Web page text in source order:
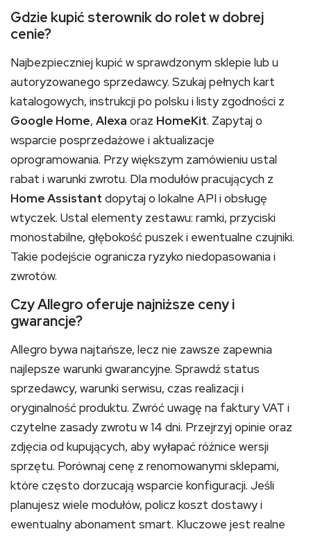
Gdzie kupić sterownik do rolet w dobrej
cenie?
Najbezpieczniej kupić w sprawdzonym sklepie lub u
autoryzowanego sprzedawcy. Szukaj pełnych kart
katalogowych, instrukcji po polsku i listy zgodności z
Google Home, Alexa oraz HomeKit. Zapytaj o
wsparcie posprzedażowe i aktualizacje
oprogramowania. Przy większym zamówieniu ustal
rabat i warunki zwrotu. Dla modułów pracujących z
Home Assistant dopytaj o lokalne API i obsługę
wtyczek. Ustal elementy zestawu: ramki, przyciski
monostabilne, głębokość puszek i ewentualne czujniki.
Takie podejście ogranicza ryzyko niedopasowania i
zwrotów.
Czy Allegro oferuje najniższe ceny i
gwarancje?
Allegro bywa najtańsze, lecz nie zawsze zapewnia
najlepsze warunki gwarancyjne. Sprawdź status
sprzedawcy, warunki serwisu, czas realizacji i
oryginalność produktu. Zwróć uwagę na faktury VAT i
czytelne zasady zwrotu w 14 dni. Przejrzyj opinie oraz
zdjęcia od kupujących, aby wyłapać różnice wersji
sprzętu. Porównaj cenę z renomowanymi sklepami,
które często dorzucają wsparcie konfiguracji. Jeśli
planujesz wiele modułów, policz koszt dostawy i
ewentualny abonament smart. Kluczowe jest realne